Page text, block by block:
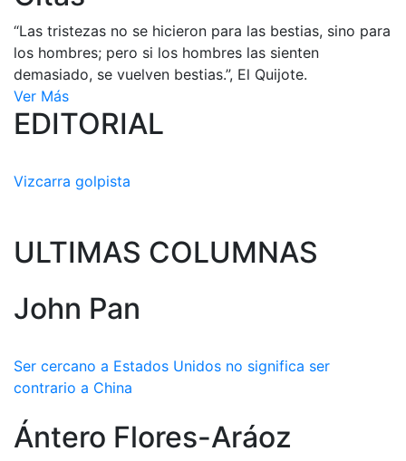
“Las tristezas no se hicieron para las bestias, sino para
los hombres; pero si los hombres las sienten
demasiado, se vuelven bestias.”, El Quijote.
Ver Más
EDITORIAL
Vizcarra golpista
ULTIMAS COLUMNAS
John Pan
Ser cercano a Estados Unidos no significa ser
contrario a China
Ántero Flores-Aráoz